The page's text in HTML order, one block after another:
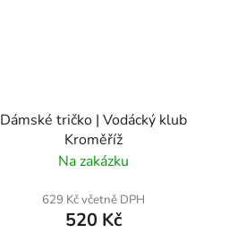
Dámské tričko | Vodácký klub
Kroměříž
Na zakázku
629 Kč včetně DPH
520 Kč